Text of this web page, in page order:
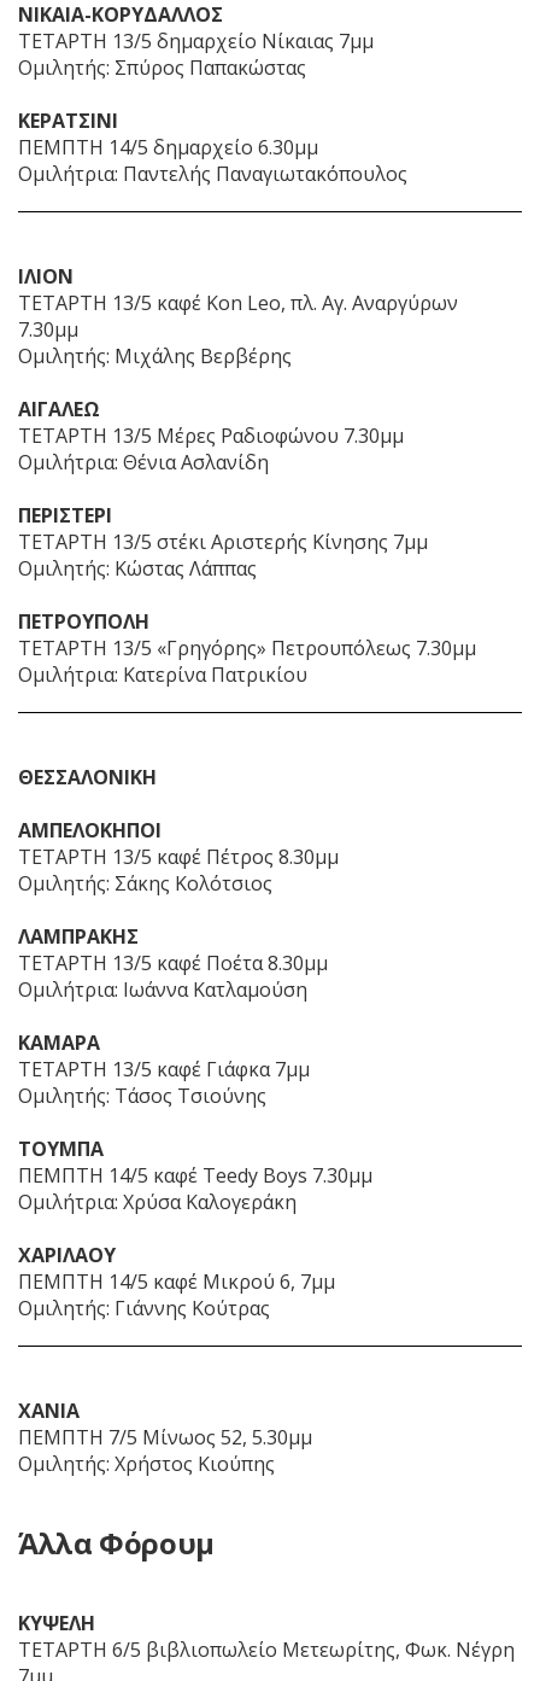
ΝΙΚΑΙΑ-ΚΟΡΥΔΑΛΛΟΣ
ΤΕΤΑΡΤΗ 13/5 δημαρχείο Νίκαιας 7μμ
Ομιλητής: Σπύρος Παπακώστας
ΚΕΡΑΤΣΙΝΙ
ΠΕΜΠΤΗ 14/5 δημαρχείο 6.30μμ
Ομιλήτρια: Παντελής Παναγιωτακόπουλος
ΙΛΙΟΝ
ΤΕΤΑΡΤΗ 13/5 καφέ Kon Leo, πλ. Αγ. Αναργύρων
7.30μμ
Ομιλητής: Μιχάλης Βερβέρης
ΑΙΓΑΛΕΩ
ΤΕΤΑΡΤΗ 13/5 Μέρες Ραδιοφώνου 7.30μμ
Ομιλήτρια: Θένια Ασλανίδη
ΠΕΡΙΣΤΕΡΙ
ΤΕΤΑΡΤΗ 13/5 στέκι Αριστερής Κίνησης 7μμ
Ομιλητής: Κώστας Λάππας
ΠΕΤΡΟΥΠΟΛΗ
ΤΕΤΑΡΤΗ 13/5 «Γρηγόρης» Πετρουπόλεως 7.30μμ
Ομιλήτρια: Κατερίνα Πατρικίου
ΘΕΣΣΑΛΟΝΙΚΗ
ΑΜΠΕΛΟΚΗΠΟΙ
ΤΕΤΑΡΤΗ 13/5 καφέ Πέτρος 8.30μμ
Ομιλητής: Σάκης Κολότσιος
ΛΑΜΠΡΑΚΗΣ
ΤΕΤΑΡΤΗ 13/5 καφέ Ποέτα 8.30μμ
Ομιλήτρια: Ιωάννα Κατλαμούση
ΚΑΜΑΡΑ
ΤΕΤΑΡΤΗ 13/5 καφέ Γιάφκα 7μμ
Ομιλητής: Τάσος Τσιούνης
ΤΟΥΜΠΑ
ΠΕΜΠΤΗ 14/5 καφέ Teedy Boys 7.30μμ
Ομιλήτρια: Χρύσα Καλογεράκη
ΧΑΡΙΛΑΟΥ
ΠΕΜΠΤΗ 14/5 καφέ Μικρού 6, 7μμ
Ομιλητής: Γιάννης Κούτρας
ΧΑΝΙΑ
ΠΕΜΠΤΗ 7/5 Μίνωος 52, 5.30μμ
Ομιλητής: Χρήστος Κιούπης
Άλλα Φόρουμ
ΚΥΨΕΛΗ
ΤΕΤΑΡΤΗ 6/5 βιβλιοπωλείο Μετεωρίτης, Φωκ. Νέγρη